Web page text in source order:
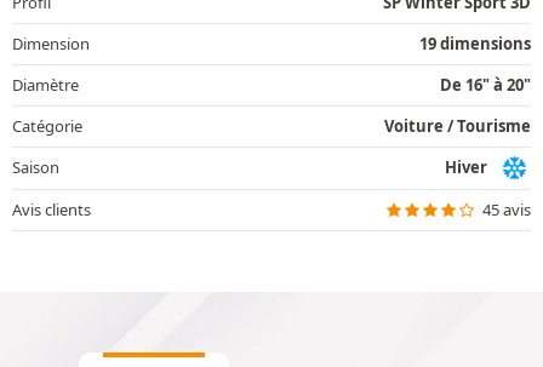
Dimension
19 dimensions
Diamètre
De 16" à 20"
Catégorie
Voiture / Tourisme
Saison
Hiver
Avis clients
45 avis